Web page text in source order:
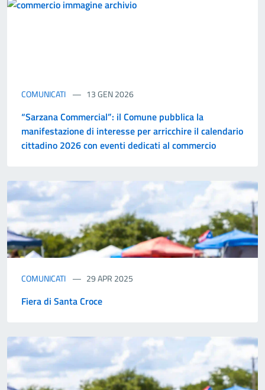
COMUNICATI 13 GEN 2026
“Sarzana Commercial”: il Comune pubblica la
manifestazione di interesse per arricchire il calendario
cittadino 2026 con eventi dedicati al commercio
COMUNICATI 29 APR 2025
Fiera di Santa Croce